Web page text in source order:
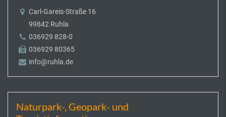
Carl-Gareis-Straße 16
99842 Ruhla
036929 828-0
036929 80365
info@ruhla.de
Naturpark-, Geopark- und